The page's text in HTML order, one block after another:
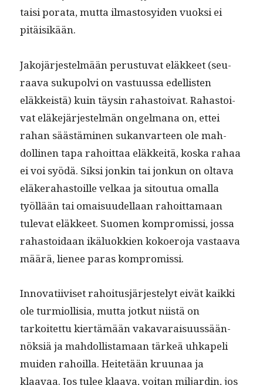
taisi pora­ta, mut­ta ilmas­tosyi­den vuok­si ei
pitäisikään.
Jako­jär­jestelmään perus­tu­vat eläk­keet (seu­
raa­va sukupolvi on vas­tu­us­sa edel­lis­ten
eläkkeistä) kuin täysin rahas­toi­vat. Rahas­toi­
vat eläke­jär­jestelmän ongel­mana on, ettei
rahan säästämi­nen sukan­var­teen ole mah­
dolli­nen tapa rahoit­taa eläkkeitä, kos­ka rahaa
ei voi syödä. Sik­si jonkin tai jonkun on olta­va
eläk­er­a­has­toille velkaa ja sitoutua oma­l­la
työl­lään tai omaisu­udel­laan rahoit­ta­maan
tule­vat eläk­keet. Suomen kom­pro­mis­si, jos­sa
rahas­toidaan ikälu­okkien koko­ero­ja vas­taa­va
määrä, lie­nee paras kompromissi.
Inno­vati­iviset rahoi­tusjär­jeste­lyt eivät kaik­ki
ole turmi­ol­lisia, mut­ta jotkut niistä on
tarkoitet­tu kiertämään vakavaraisu­ussään­
nök­siä ja mah­dol­lis­ta­maan tärkeä uhkapeli
muiden rahoil­la. Heit­etään kru­u­naa ja
klaavaa. Jos tulee klaa­va, voitan mil­jardin, jos